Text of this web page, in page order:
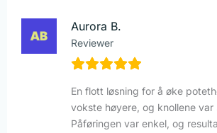
Aurora B.
Reviewer
En flott løsning for å øke
vokste høyere, og knollene var
Påføringen var enkel, og